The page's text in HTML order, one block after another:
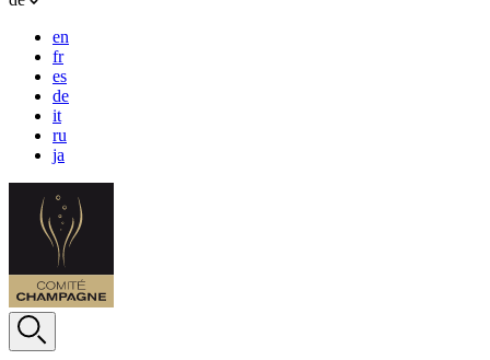
en
fr
es
de
it
ru
ja